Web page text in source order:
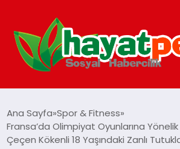
YAŞAM
Ana Sayfa Spor & Fitness
Fransa’da Olimpiyat Oyunlarına Yönelik
Çeçen Kökenli 18 Yaşındaki Zanlı